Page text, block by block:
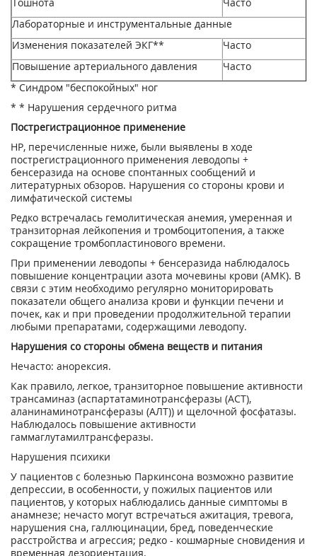
Лабораторные и инструментальные данные
Изменения показателей ЭКГ**
Часто
Повышение артериального давления
Часто
* Синдром "беспокойных" ног
* * Нарушения сердечного ритма
Пострегистрационное применение
HP, перечисленные ниже, были выявлены в ходе
пострегистрационного применения леводопы +
бенсеразида на основе спонтанных сообщений и
литературных обзоров. Нарушения со стороны крови и
лимфатической системы
Редко встречалась гемолитическая анемия, умеренная и
транзиторная лейкопения и тромбоцитопения, а также
сокращение тромбопластинового времени.
При применении леводопы + бенсеразида наблюдалось
повышение концентрации азота мочевины крови (АМК). В
связи с этим необходимо регулярно мониторировать
показатели общего анализа крови и функции печени и
почек, как и при проведении продолжительной терапии
любыми препаратами, содержащими леводопу.
Нарушения со стороны обмена веществ и питания
Нечасто: анорексия.
Как правило, легкое, транзиторное повышение активности
трансаминаз (аспартатаминотрансферазы (ACT),
аланинаминотрансферазы (АЛТ)) и щелочной фосфатазы.
Наблюдалось повышение активности
гаммаглутамилтрансферазы.
Нарушения психики
У пациентов с болезнью Паркинсона возможно развитие
депрессии, в особенности, у пожилых пациентов или
пациентов, у которых наблюдались данные симптомы в
анамнезе; нечасто могут встречаться ажитация, тревога,
нарушения сна, галлюцинации, бред, поведенческие
расстройства и агрессия; редко - кошмарные сновидения и
временная дезориентация.